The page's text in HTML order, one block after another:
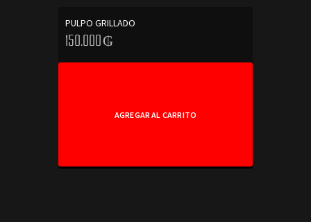
PULPO GRILLADO
150.000₲
AGREGAR AL CARRITO